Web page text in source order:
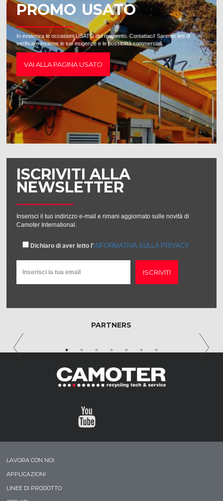
PROMO USATO
In evidenza le occasioni USATO del momento. Contattaci! Saremo lieti di
verificare insieme le tue esigenze e le possibilità commerciali.
VAI ALLA PAGINA USATO
ISCRIVITI ALLA
NEWSLETTER
Inserisci il tuo indirizzo e-mail e rimani aggiornato sulle novità di
Camoter International.
Dichiaro di aver letto l' INFORMATIVA SULLA PRIVACY
ISCRIVITI
PARTNERS
LAVORA CON NOI
APPLICAZIONI
LINEE DI PRODOTTO